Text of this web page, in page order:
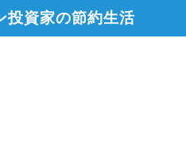
投資家の節約生活